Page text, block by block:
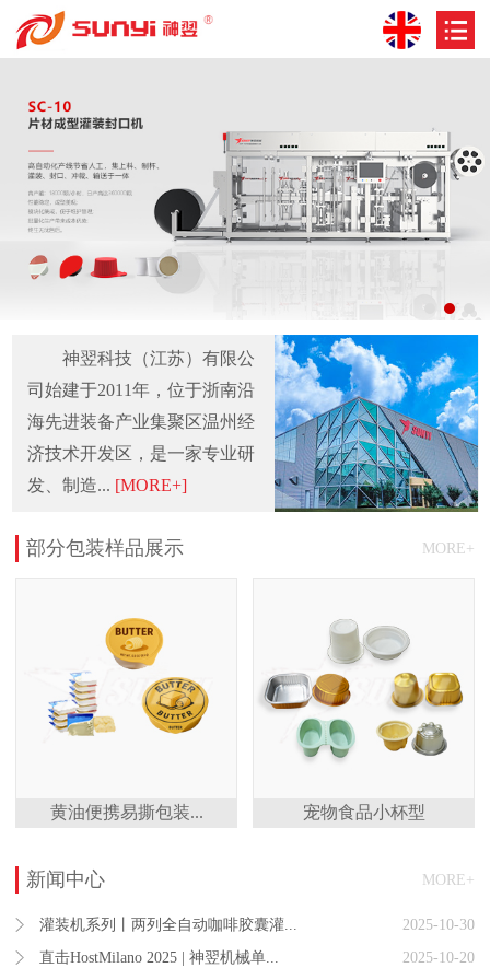
神翌科技（江苏）有限公
司始建于2011年，位于浙南沿
海先进装备产业集聚区温州经
济技术开发区，是一家专业研
发、制造... [MORE+]
MORE+
部分包装样品展示
黄油便携易撕包装... 宠物食品小杯型
MORE+
新闻中心
2025-10-30
灌装机系列丨两列全自动咖啡胶囊灌...
2025-10-20
直击HostMilano 2025 | 神翌机械单...